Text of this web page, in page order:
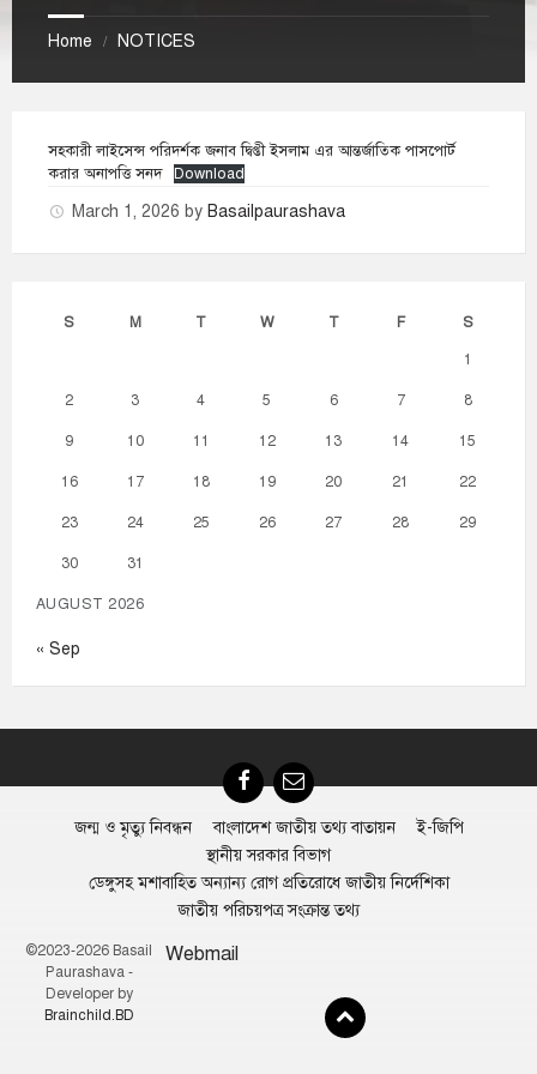
Home / NOTICES
সহকারী লাইসেন্স পরিদর্শক জনাব দ্বিপ্তী ইসলাম এর আন্তর্জাতিক পাসপোর্ট
করার অনাপত্তি সনদ
Download
March 1, 2026 by Basailpaurashava
AUGUST 2026
S M T W T F S
1
2 3 4 5 6 7 8
9 10 11 12 13 14 15
16 17 18 19 20 21 22
23 24 25 26 27 28 29
30 31
« Sep
FacebookEmail
জন্ম ও মৃত্যু নিবন্ধন বাংলাদেশ জাতীয় তথ্য বাতায়ন
ই-জিপি
স্থানীয় সরকার বিভাগ
ডেঙ্গুসহ মশাবাহিত অন্যান্য রোগ প্রতিরোধে জাতীয় নির্দেশিকা
জাতীয় পরিচয়পত্র সংক্রান্ত তথ্য
©2023-2026 Basail
Paurashava -
Developer by
Brainchild.BD
Webmail